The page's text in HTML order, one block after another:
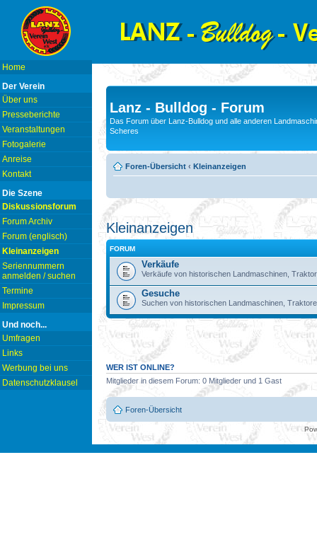
Home
Der Verein
Über uns
Presseberichte
Veranstaltungen
Fotogalerie
Anreise
Kontakt
Die Szene
Diskussionsforum
Forum Archiv
Forum (englisch)
Kleinanzeigen
Seriennummern
anmelden / suchen
Termine
Impressum
Und noch...
Umfragen
Links
Werbung bei uns
Datenschutzklausel
Lanz - Bulldog - Forum
Das Forum über Lanz-Bulldog und alle anderen
Scheres
Foren-Übersicht ‹ Kleinanzeigen
Kleinanzeigen
FORUM
Verkäufe
Verkäufe von historischen Landmaschinen,
Gesuche
Suchen von historischen Landmaschinen,
WER IST ONLINE?
Mitglieder in diesem Forum: 0 Mitglieder und 1 Gast
Foren-Übersicht